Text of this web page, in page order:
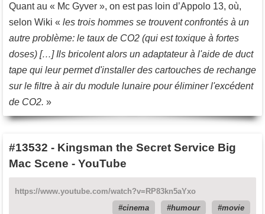
Quant au « Mc Gyver », on est pas loin d’Appolo 13, où,
selon Wiki « les trois hommes se trouvent confrontés à un
autre problème: le taux de CO2 (qui est toxique à fortes
doses) […] Ils bricolent alors un adaptateur à l'aide de duct
tape qui leur permet d'installer des cartouches de rechange
sur le filtre à air du module lunaire pour éliminer l'excédent
de CO2. »
#13532 - Kingsman the Secret Service Big
Mac Scene - YouTube
https://www.youtube.com/watch?v=RP83kn5aYxo
cinema
humour movie